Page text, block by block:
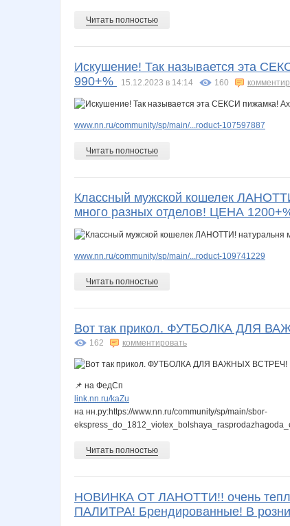
Читать полностью
Искушение! Так называется эта
990+%
15.12.2023 в 14:14 160
www.nn.ru/community/sp/main/...roduct-107597887
Читать полностью
Классный мужской кошелек
много разных отделов! ЦЕНА
www.nn.ru/community/sp/main/...roduct-109741229
Читать полностью
Вот так прикол. ФУТБОЛКА ДЛЯ
162
комментировать
📌 на ФедСп
link.nn.ru/kaZu
на нн.ру:https://www.nn.ru/community/sp/main/sbor-
Читать полностью
НОВИНКА ОТ ЛАНОТТИ!! очень
ПАЛИТРА! Брендированные! В